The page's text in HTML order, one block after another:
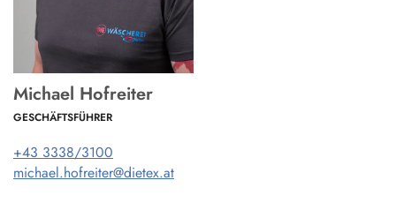
Michael Hofreiter
GESCHÄFTSFÜHRER
+43 3338/3100
michael.hofreiter@dietex.at